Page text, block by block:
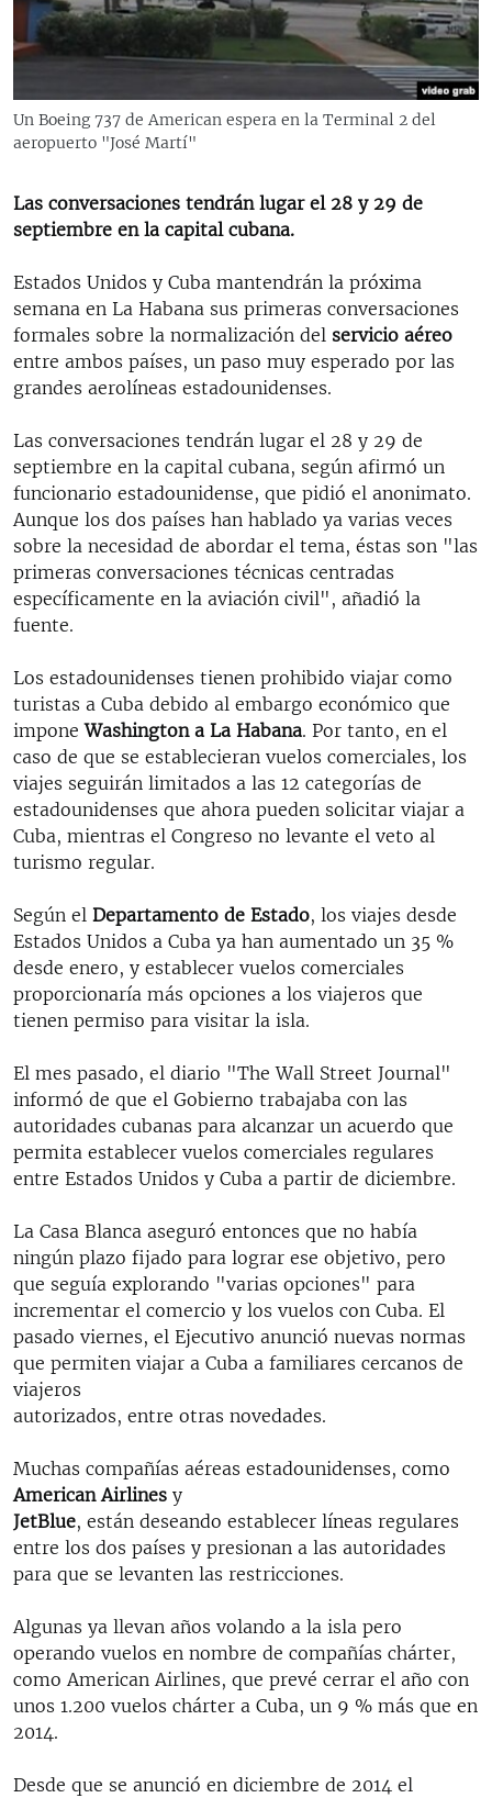
RADIO MARTÍ
ESPECIALES
ESPECIALES
LA REALIDAD DE LA VIVIENDA EN CUBA
DESINFORMACIÓN RUSA EN AMÉRICA LATINA
LA INVASIÓN DE RUSIA A UCRANIA
MULTIMEDIA
EDITORIALES
SÍGUENOS
Un Boeing 737 de American espera en la Terminal 2 del
aeropuerto "José Martí"
Las conversaciones tendrán lugar el 28 y 29 de
septiembre en la capital cubana.
Estados Unidos y Cuba mantendrán la próxima
semana en La Habana sus primeras conversaciones
formales sobre la normalización del servicio aéreo
entre ambos países, un paso muy esperado por las
grandes aerolíneas estadounidenses.
Las conversaciones tendrán lugar el 28 y 29 de
septiembre en la capital cubana, según afirmó un
funcionario estadounidense, que pidió el anonimato.
Aunque los dos países han hablado ya varias veces
sobre la necesidad de abordar el tema, éstas son "las
primeras conversaciones técnicas centradas
específicamente en la aviación civil", añadió la
fuente.
Los estadounidenses tienen prohibido viajar como
turistas a Cuba debido al embargo económico que
impone Washington a La Habana. Por tanto, en el
caso de que se establecieran vuelos comerciales, los
viajes seguirán limitados a las 12 categorías de
estadounidenses que ahora pueden solicitar viajar a
Cuba, mientras el Congreso no levante el veto al
turismo regular.
Según el Departamento de Estado, los viajes desde
Estados Unidos a Cuba ya han aumentado un 35 %
desde enero, y establecer vuelos comerciales
proporcionaría más opciones a los viajeros que
tienen permiso para visitar la isla.
El mes pasado, el diario "The Wall Street Journal"
informó de que el Gobierno trabajaba con las
autoridades cubanas para alcanzar un acuerdo que
permita establecer vuelos comerciales regulares
entre Estados Unidos y Cuba a partir de diciembre.
La Casa Blanca aseguró entonces que no había
ningún plazo fijado para lograr ese objetivo, pero
que seguía explorando "varias opciones" para
incrementar el comercio y los vuelos con Cuba. El
pasado viernes, el Ejecutivo anunció nuevas normas
que permiten viajar a Cuba a familiares cercanos de
viajeros
autorizados, entre otras novedades.
Muchas compañías aéreas estadounidenses, como
American Airlines y
JetBlue, están deseando establecer líneas regulares
entre los dos países y presionan a las autoridades
para que se levanten las restricciones.
Algunas ya llevan años volando a la isla pero
operando vuelos en nombre de compañías chárter,
como American Airlines, que prevé cerrar el año con
unos 1.200 vuelos chárter a Cuba, un 9 % más que en
2014.
Desde que se anunció en diciembre de 2014 el